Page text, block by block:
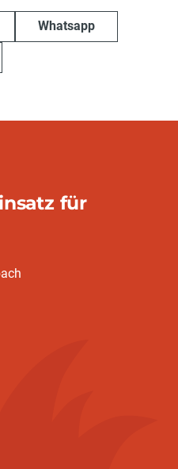
Whatsapp
für